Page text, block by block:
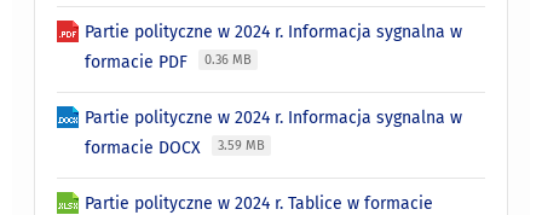
Partie polityczne w 2024 r. Informacja sygnalna w
formacie PDF
0.36 MB
Partie polityczne w 2024 r. Informacja sygnalna w
formacie DOCX
3.59 MB
Partie polityczne w 2024 r. Tablice w formacie